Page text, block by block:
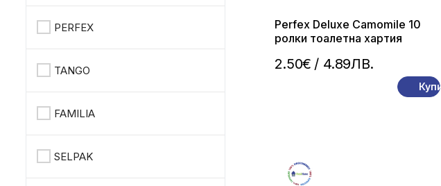
PERFEX
TANGO
FAMILIA
SELPAK
2.50€ / 4.89ЛВ.
Perfex Deluxe Camomile 10
ролки тоалетна хартия
Купи